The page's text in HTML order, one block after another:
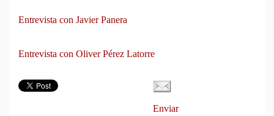
Entrevista con Javier Panera
Entrevista con Oliver Pérez Latorre
Enviar